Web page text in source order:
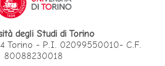
degli Studi di Torino
Torino - P.I. 02099550010- C.F.
80088230018